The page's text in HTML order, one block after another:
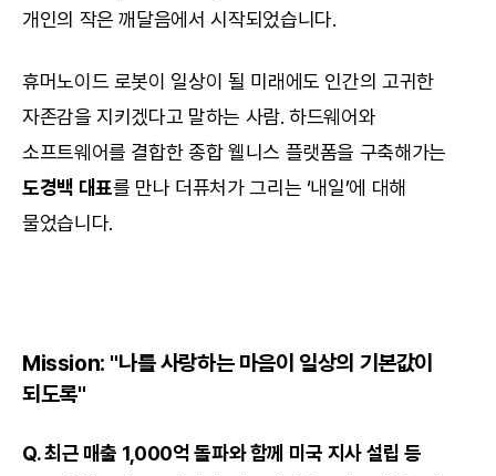
개인의 작은 깨달음에서 시작되었습니다.
휴머노이드 로봇이 일상이 될 미래에도 인간의 고귀한
자존감을 지키겠다고 말하는 사람. 하드웨어와
도경백 대표를 만나 더퓨처가 그리는 ‘내일’에 대해
물었습니다.
Mission: "나를 사랑하는 마음이 일상의 기본값이
되도록"
Q. 최근 매출 1,000억 돌파와 함께 미국 지사 설립 등